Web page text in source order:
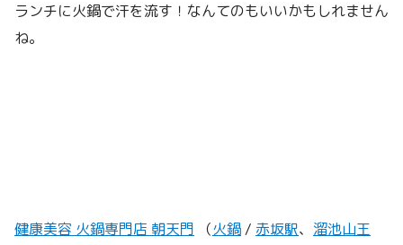
ランチに火鍋で汗を流す！なんてのもいいかもしれません
ね。
健康美容 火鍋専門店 朝天門 （火鍋 / 赤坂駅、 溜池山王